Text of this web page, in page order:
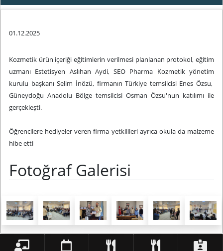
01.12.2025
Kozmetik ürün içeriği eğitimlerin verilmesi planlanan protokol, eğitim
uzmanı Estetisyen Aslıhan Aydi, SEO Pharma Kozmetik yönetim
kurulu başkanı Selim İnözü, firmanın Türkiye temsilcisi Enes Özsu,
Güneydoğu Anadolu Bölge temsilcisi Osman Özsu'nun katılımı ile
gerçekleşti.
Öğrencilere hediyeler veren firma yetkilileri ayrıca okula da malzeme
hibe etti
Fotoğraf Galerisi